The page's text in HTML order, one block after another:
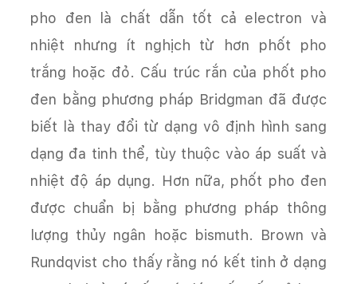
pho đen là chất dẫn tốt cả electron và
nhiệt nhưng ít nghịch từ hơn phốt pho
trắng hoặc đỏ. Cấu trúc rắn của phốt pho
đen bằng phương pháp Bridgman đã được
biết là thay đổi từ dạng vô định hình sang
dạng đa tinh thể, tùy thuộc vào áp suất và
nhiệt độ áp dụng. Hơn nữa, phốt pho đen
được chuẩn bị bằng phương pháp thông
lượng thủy ngân hoặc bismuth. Brown và
Rundqvist cho thấy rằng nó kết tinh ở dạng